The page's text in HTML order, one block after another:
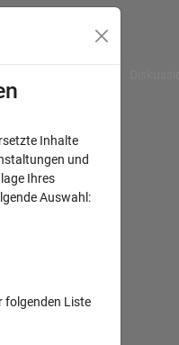
Inhalte
und
Ihres
Auswahl:
folgenden Liste